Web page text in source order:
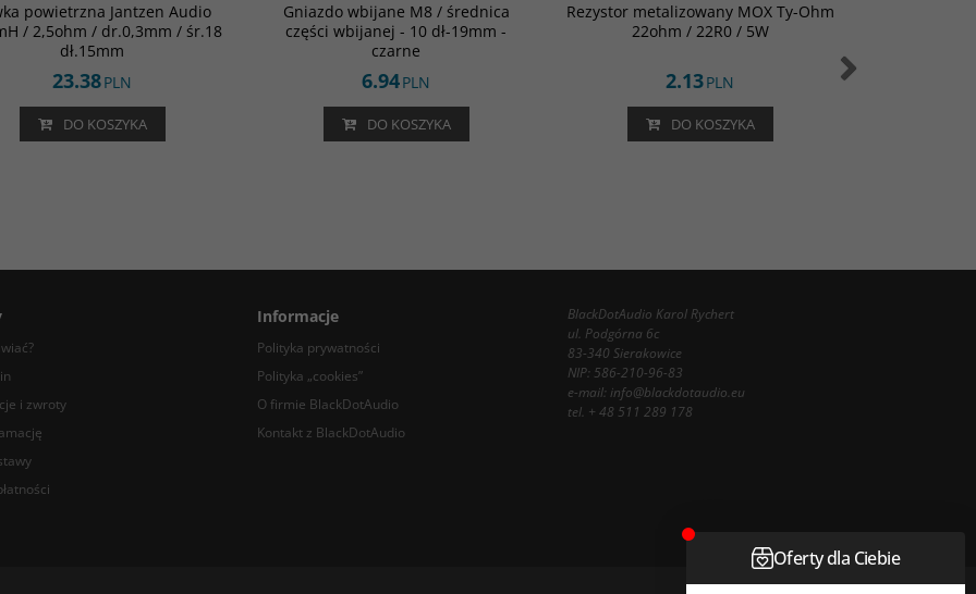
powietrzna Jantzen Audio
/ 2,5ohm / dr.0,3mm / śr.18
dł.15mm
23.38PLN
DO KOSZYKA
Gniazdo wbijane M8 / średnica
części wbijanej - 10 dł-19mm -
czarne
6.94PLN
DO KOSZYKA
Rezystor metalizowany MOX Ty-Ohm
22ohm / 22R0 / 5W
2.13PLN
DO KOSZYKA
i zwroty
Informacje
Polityka prywatności
Polityka „cookies”
O firmie BlackDotAudio
Kontakt z BlackDotAudio
BlackDotAudio Karol Rychert
ul. Podgórna 6c
83-340 Sierakowice
NIP: 586-210-96-83
e-mail:info@blackdotaudio.eu
tel. + 48 511 289 178